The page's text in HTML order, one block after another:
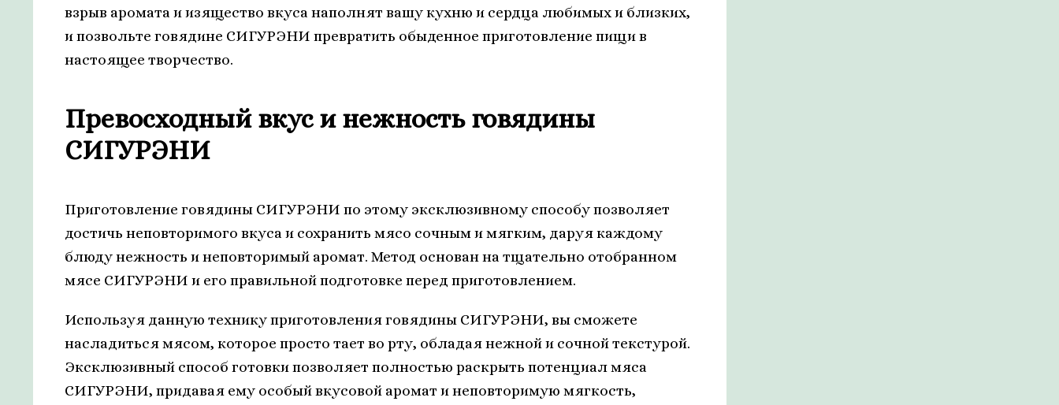
взрыв аромата и изящество вкуса наполнят вашу кухню и сердца любимых и близких,
и позвольте говядине СИГУРЭНИ превратить обыденное приготовление пищи в
настоящее творчество.
Превосходный вкус и нежность говядины
СИГУРЭНИ
Приготовление говядины СИГУРЭНИ по этому эксклюзивному способу позволяет
достичь неповторимого вкуса и сохранить мясо сочным и мягким, даруя каждому
блюду нежность и неповторимый аромат. Метод основан на тщательно отобранном
мясе СИГУРЭНИ и его правильной подготовке перед приготовлением.
Используя данную технику приготовления говядины СИГУРЭНИ, вы сможете
насладиться мясом, которое просто тает во рту, обладая нежной и сочной текстурой.
Эксклюзивный способ готовки позволяет полностью раскрыть потенциал мяса
СИГУРЭНИ, придавая ему особый вкусовой аромат и неповторимую мягкость,